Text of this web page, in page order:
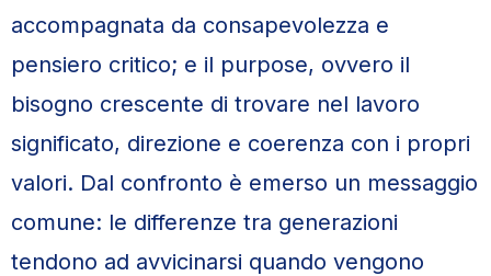
accompagnata da consapevolezza e
pensiero critico; e il purpose, ovvero il
bisogno crescente di trovare nel lavoro
significato, direzione e coerenza con i propri
valori. Dal confronto è emerso un messaggio
comune: le differenze tra generazioni
tendono ad avvicinarsi quando vengono